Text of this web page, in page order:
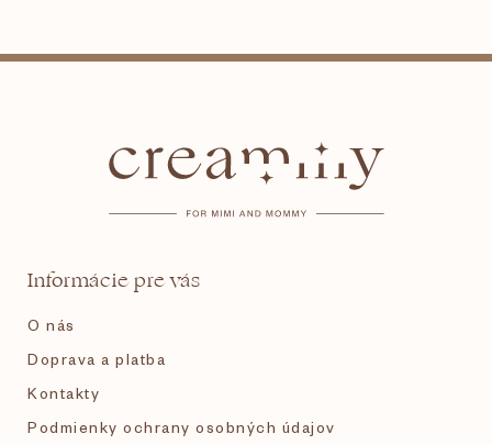
Informácie pre vás
O nás
Doprava a platba
Kontakty
Podmienky ochrany osobných údajov